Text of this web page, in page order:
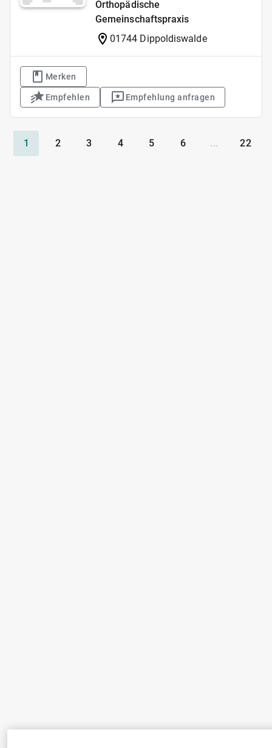
Orthopädische
Gemeinschaftspraxis
01744 Dippoldiswalde
Merken
Empfehlen Empfehlung anfragen
1 2 3 4 5 6 ... 22